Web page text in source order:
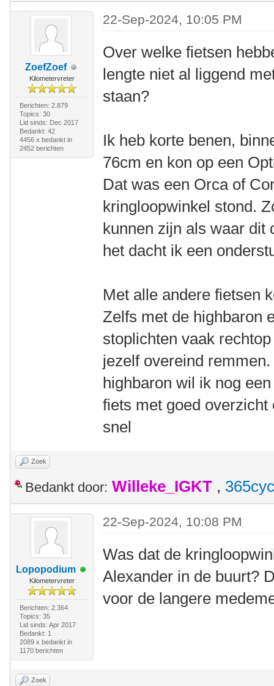
ZoefZoef
Kilometervreter
Berichten: 2.879
Topics: 30
Lid sinds: Dec 2017
Bedankt: 42
4456 x bedankt in
2452 berichten
22-Sep-2024, 10:05 PM
Over welke fietsen
lengte niet al liggend
staan?
Ik heb korte benen,
76cm en kon op een
Dat was een Orca of
kringloopwinkel stond.
kunnen zijn als waar dit
het dacht ik een
Met alle andere fietsen
Zelfs met de highbaron
stoplichten vaak
jezelf overeind
highbaron wil ik nog
fiets met goed
snel
Zoek
Bedankt door: Willeke_IGKT ,
Lopopodium
Kilometervreter
Berichten: 2.364
Topics: 35
Lid sinds: Apr 2017
Bedankt: 1
2089 x bedankt in
1170 berichten
22-Sep-2024, 10:08 PM
Was dat de
Alexander in de buurt?
voor de langere
Zoek